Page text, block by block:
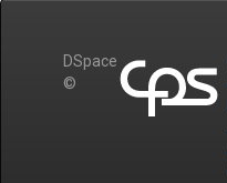
DSpace
©